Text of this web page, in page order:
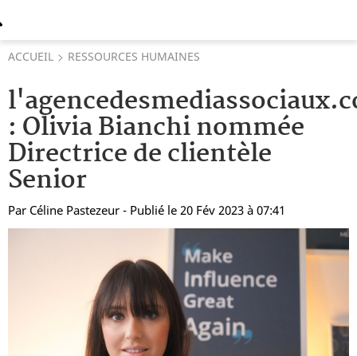
ACCUEIL RESSOURCES HUMAINES
: Olivia Bianchi nommée
Directrice de clientèle
Senior
Par Céline Pastezeur - Publié le 20 Fév 2023 à 07:41